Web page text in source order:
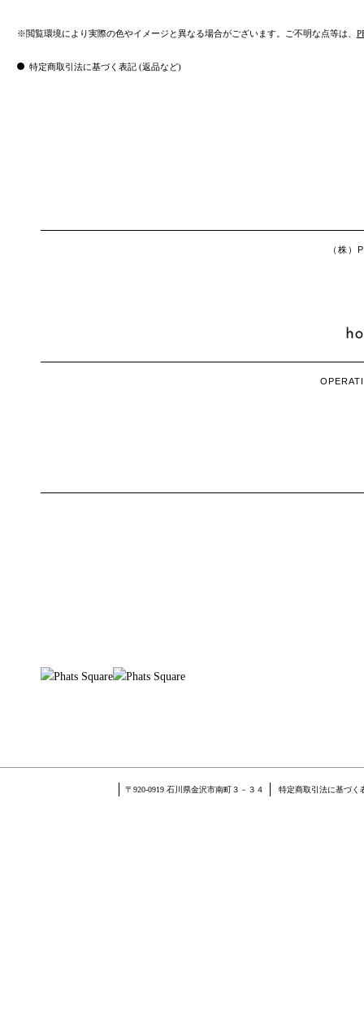
※閲覧環境により実際の色やイメージと異なる場合がございます。ご不明な点等は、
特定商取引法に基づく表記 (返品など)
（株
〒920-0919 石川県金沢市南町３－３４ 特定商取引法に基づく